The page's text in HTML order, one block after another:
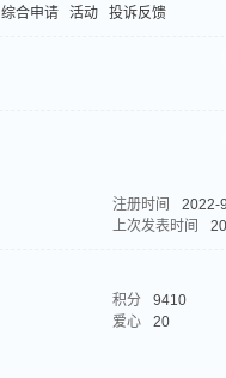
综合申请 活动 投诉反馈
注册时间
2022-
上次发表时间
积分
9410
爱心
20